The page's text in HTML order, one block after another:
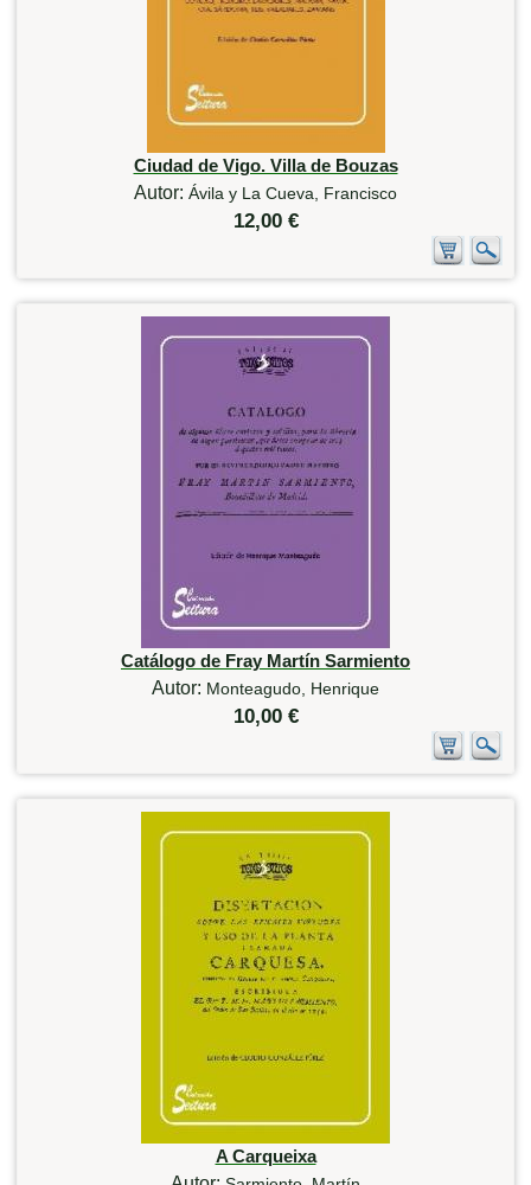
Ciudad de Vigo. Villa de Bouzas
Autor: Ávila y La Cueva, Francisco
12,00 €
Catálogo de Fray Martín Sarmiento
Autor: Monteagudo, Henrique
10,00 €
A Carqueixa